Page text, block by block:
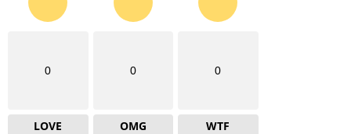
0
LOVE
0
OMG
0
WTF